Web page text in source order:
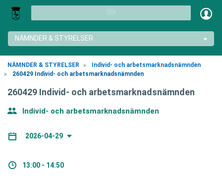
Sök
NÄMNDER & STYRELSER
NÄMNDER & STYRELSER
Individ- och arbetsmarknadsnämnden
260429 Individ- och arbetsmarknadsnämnden
260429 Individ- och arbetsmarknadsnämnden
Individ- och arbetsmarknadsnämnden
2026-04-29
13:00 - 14:50